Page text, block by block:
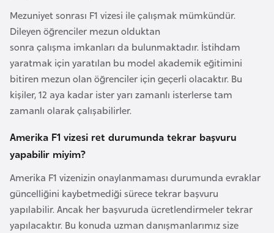
Mezuniyet sonrası F1 vizesi ile çalışmak mümkündür.
Dileyen öğrenciler mezun olduktan
sonra çalışma imkanları da bulunmaktadır. İstihdam
yaratmak için yaratılan bu model akademik eğitimini
bitiren mezun olan öğrenciler için geçerli olacaktır. Bu
kişiler, 12 aya kadar ister yarı zamanlı isterlerse tam
zamanlı olarak çalışabilirler.
Amerika F1 vizesi ret durumunda tekrar başvuru
yapabilir miyim?
Amerika F1 vizenizin onaylanmaması durumunda evraklar
güncelliğini kaybetmediği sürece tekrar başvuru
yapılabilir. Ancak her başvuruda ücretlendirmeler tekrar
yapılacaktır. Bu konuda uzman danışmanlarımız size
B
e
l
ç
i
k
a
e
n
i
n